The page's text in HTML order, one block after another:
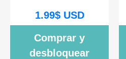
1.99$USD
Comprar y
desbloquear